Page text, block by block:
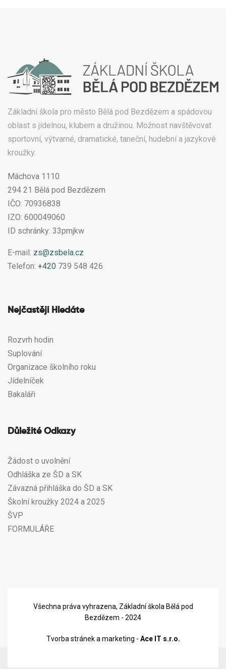
Základní škola pro město Bělá pod Bezdězem a spádovou
oblast s jídelnou, klubem a družinou. Možnost navštěvovat
sportovní, výtvarné, dramatické, taneční, hudební a jazykové
kroužky.
Máchova 1110
294 21 Bělá pod Bezdězem
IČO: 70936838
IZO: 600049060
ID schránky: 33pmjkw
E-mail: zs@zsbela.cz
Telefon: +420 739 548 426
Nejčastěji Hledáte
Rozvrh hodin
Suplování
Organizace školního roku
Jídelníček
Bakaláři
Důležité Odkazy
Žádost o uvolnění
Odhláška ze ŠD a SK
Závazná přihláška do ŠD a SK
Školní kroužky 2024 a 2025
ŠVP
FORMULÁŘE
Všechna práva vyhrazena, Základní škola Bělá pod
Bezdězem - 2024
Tvorba stránek a marketing - Ace IT s.r.o.